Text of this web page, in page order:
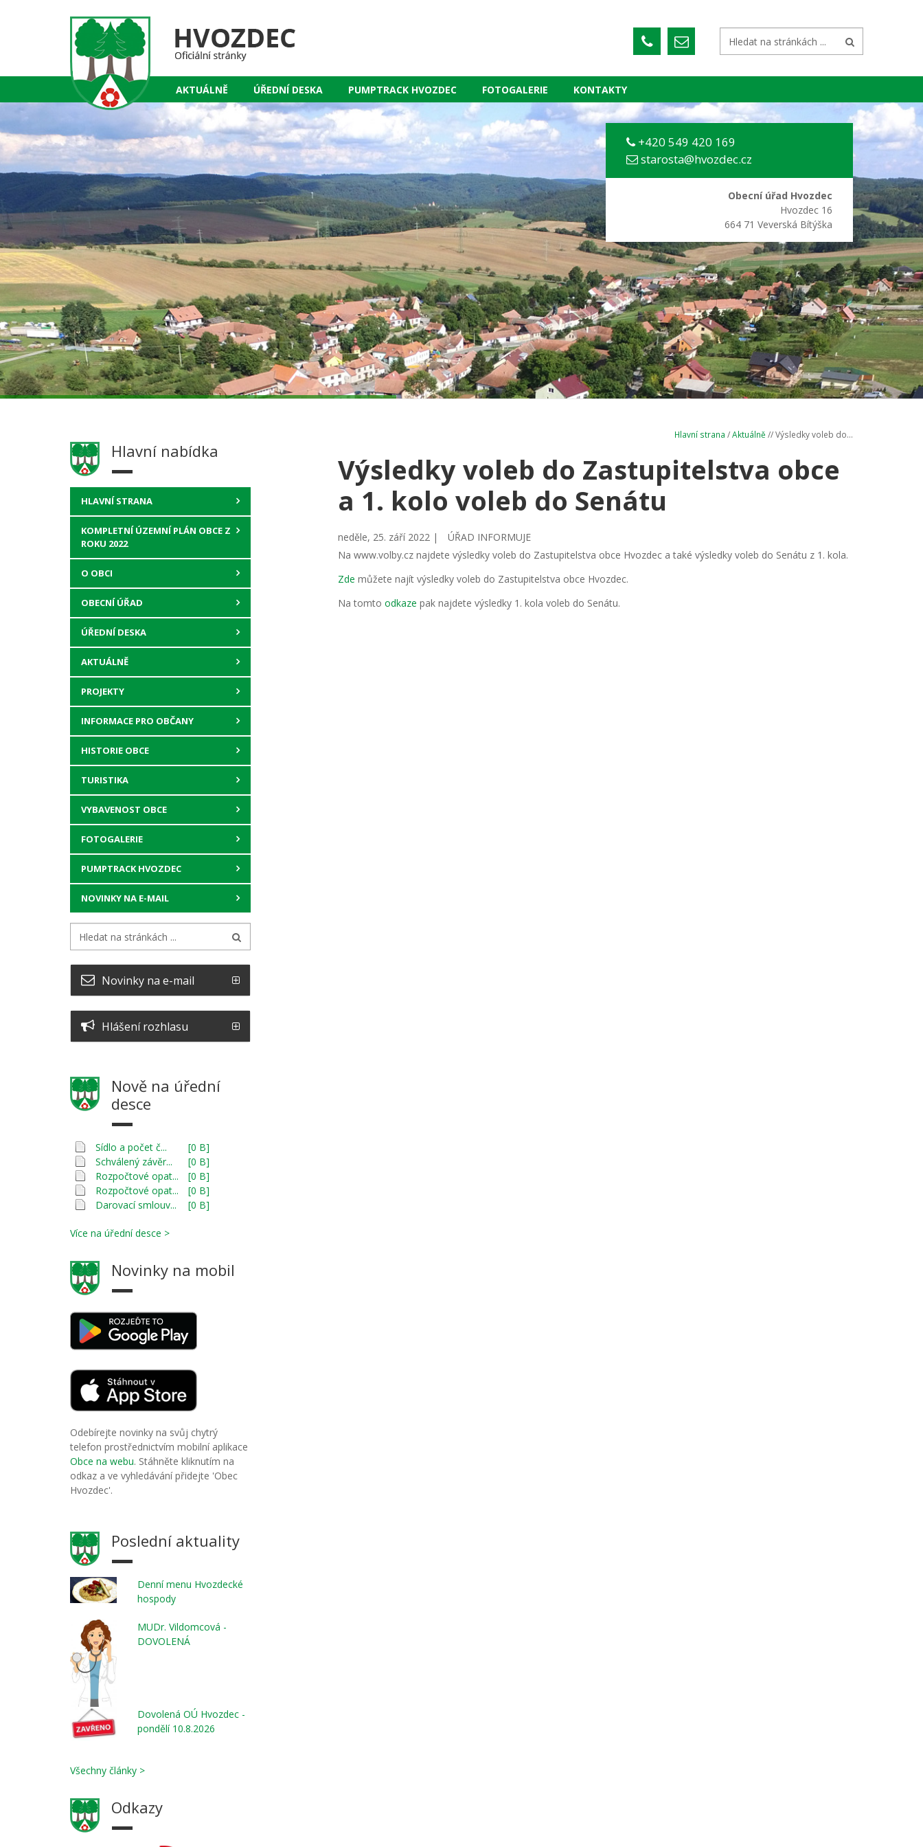
AKTUÁLNĚ ÚŘEDNÍ DESKA PUMPTRACK HVOZDEC FOTOGALERIE KONTAKTY
+420 549 420 169
starosta@hvozdec.cz
Obecní úřad Hvozdec
Hvozdec 16
664 71 Veverská Bítýška
Hlavní nabídka
HLAVNÍ STRANA
KOMPLETNÍ ÚZEMNÍ PLÁN OBCE Z
ROKU 2022
O OBCI
OBECNÍ ÚŘAD
ÚŘEDNÍ DESKA
AKTUÁLNĚ
PROJEKTY
INFORMACE PRO OBČANY
HISTORIE OBCE
TURISTIKA
VYBAVENOST OBCE
FOTOGALERIE
PUMPTRACK HVOZDEC
NOVINKY NA E-MAIL
Novinky na e-mail
Hlášení rozhlasu
Nově na úřední
desce
Sídlo a počet č...
[0 B]
Schválený závěr...
[0 B]
Rozpočtové opat...
[0 B]
Rozpočtové opat...
[0 B]
Darovací smlouv...
[0 B]
Více na úřední desce >
Novinky na mobil
Odebírejte novinky na svůj chytrý
telefon prostřednictvím mobilní aplikace
Obce na webu. Stáhněte kliknutím na
odkaz a ve vyhledávání přidejte 'Obec
Hvozdec'.
Poslední aktuality
Denní menu Hvozdecké
hospody
MUDr. Vildomcová -
DOVOLENÁ
Dovolená OÚ Hvozdec -
pondělí 10.8.2026
Všechny články >
Odkazy
Hlavní strana /Aktuálně // Výsledky voleb do...
Výsledky voleb do Zastupitelstva obce
a 1. kolo voleb do Senátu
neděle, 25. září 2022 |
ÚŘAD INFORMUJE
Na www.volby.cz najdete výsledky voleb do Zastupitelstva obce Hvozdec a také výsledky voleb do Senátu z 1. kola.
Zde můžete najít výsledky voleb do Zastupitelstva obce Hvozdec.
Na tomto odkaze pak najdete výsledky 1. kola voleb do Senátu.